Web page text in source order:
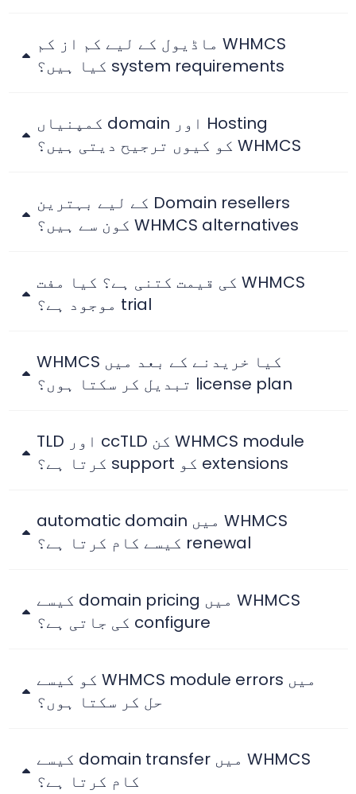
WHMCS ماڈیول کے لیے کم از کم
system requirements کیا ہیں؟
Hosting اور domain کمپنیاں
WHMCS کو کیوں ترجیح دیتی ہیں؟
Domain resellers کے لیے بہترین
WHMCS alternatives کون سے ہیں؟
WHMCS کی قیمت کتنی ہے؟ کیا مفت
trial موجود ہے؟
کیا خریدنے کے بعد میں WHMCS
license plan تبدیل کر سکتا ہوں؟
WHMCS module کن ccTLD اور TLD
extensions کو support کرتا ہے؟
WHMCS میں automatic domain
renewal کیسے کام کرتا ہے؟
WHMCS میں domain pricing کیسے
configure کی جاتی ہے؟
میں WHMCS module errors کو کیسے
حل کر سکتا ہوں؟
WHMCS میں domain transfer کیسے
کام کرتا ہے؟